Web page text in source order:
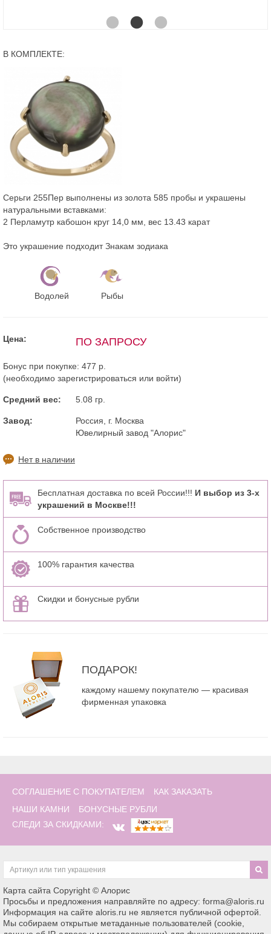
В КОМПЛЕКТЕ:
Серьги 255Пер выполнены из золота 585 пробы и украшены
натуральными вставками:
2 Перламутр кабошон круг 14,0 мм, вес 13.43 карат
Это украшение подходит Знакам зодиака
Водолей Рыбы
Цена: ПО ЗАПРОСУ
Бонус при покупке: 477 р.
(необходимо зарегистрироваться или войти)
Средний вес: 5.08 гр.
Завод:
Россия, г. Москва
Ювелирный завод "Алорис"
Нет в наличии
Бесплатная доставка по всей России!!! И выбор из 3-х
украшений в Москве!!!
Собственное производство
100% гарантия качества
Скидки и бонусные рубли
ПОДАРОК!
каждому нашему покупателю — красивая
фирменная упаковка
СОГЛАШЕНИЕ С ПОКУПАТЕЛЕМ
КАК ЗАКАЗАТЬ
НАШИ КАМНИ
БОНУСНЫЕ РУБЛИ
СЛЕДИ ЗА СКИДКАМИ:
Карта сайта Copyright © Алорис
Просьбы и предложения направляйте по адресу: forma@aloris.ru
Информация на сайте aloris.ru не является публичной офертой.
Мы собираем открытые метаданные пользователей (cookie,